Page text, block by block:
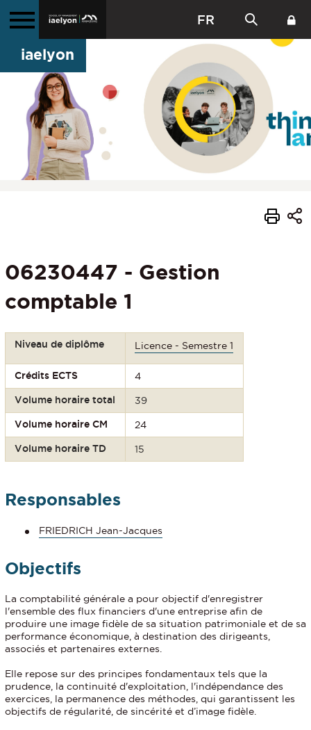
FR
iaelyon
06230447 - Gestion
comptable 1
Niveau de diplôme Licence - Semestre 1
Crédits ECTS 4
Volume horaire total 39
Volume horaire CM 24
Volume horaire TD 15
Responsables
FRIEDRICH Jean-Jacques
Objectifs
La comptabilité générale a pour objectif d'enregistrer
l'ensemble des flux financiers d'une entreprise afin de
produire une image fidèle de sa situation patrimoniale et de sa
performance économique, à destination des dirigeants,
associés et partenaires externes.
Elle repose sur des principes fondamentaux tels que la
prudence, la continuité d'exploitation, l'indépendance des
exercices, la permanence des méthodes, qui garantissent les
objectifs de régularité, de sincérité et d’image fidèle.